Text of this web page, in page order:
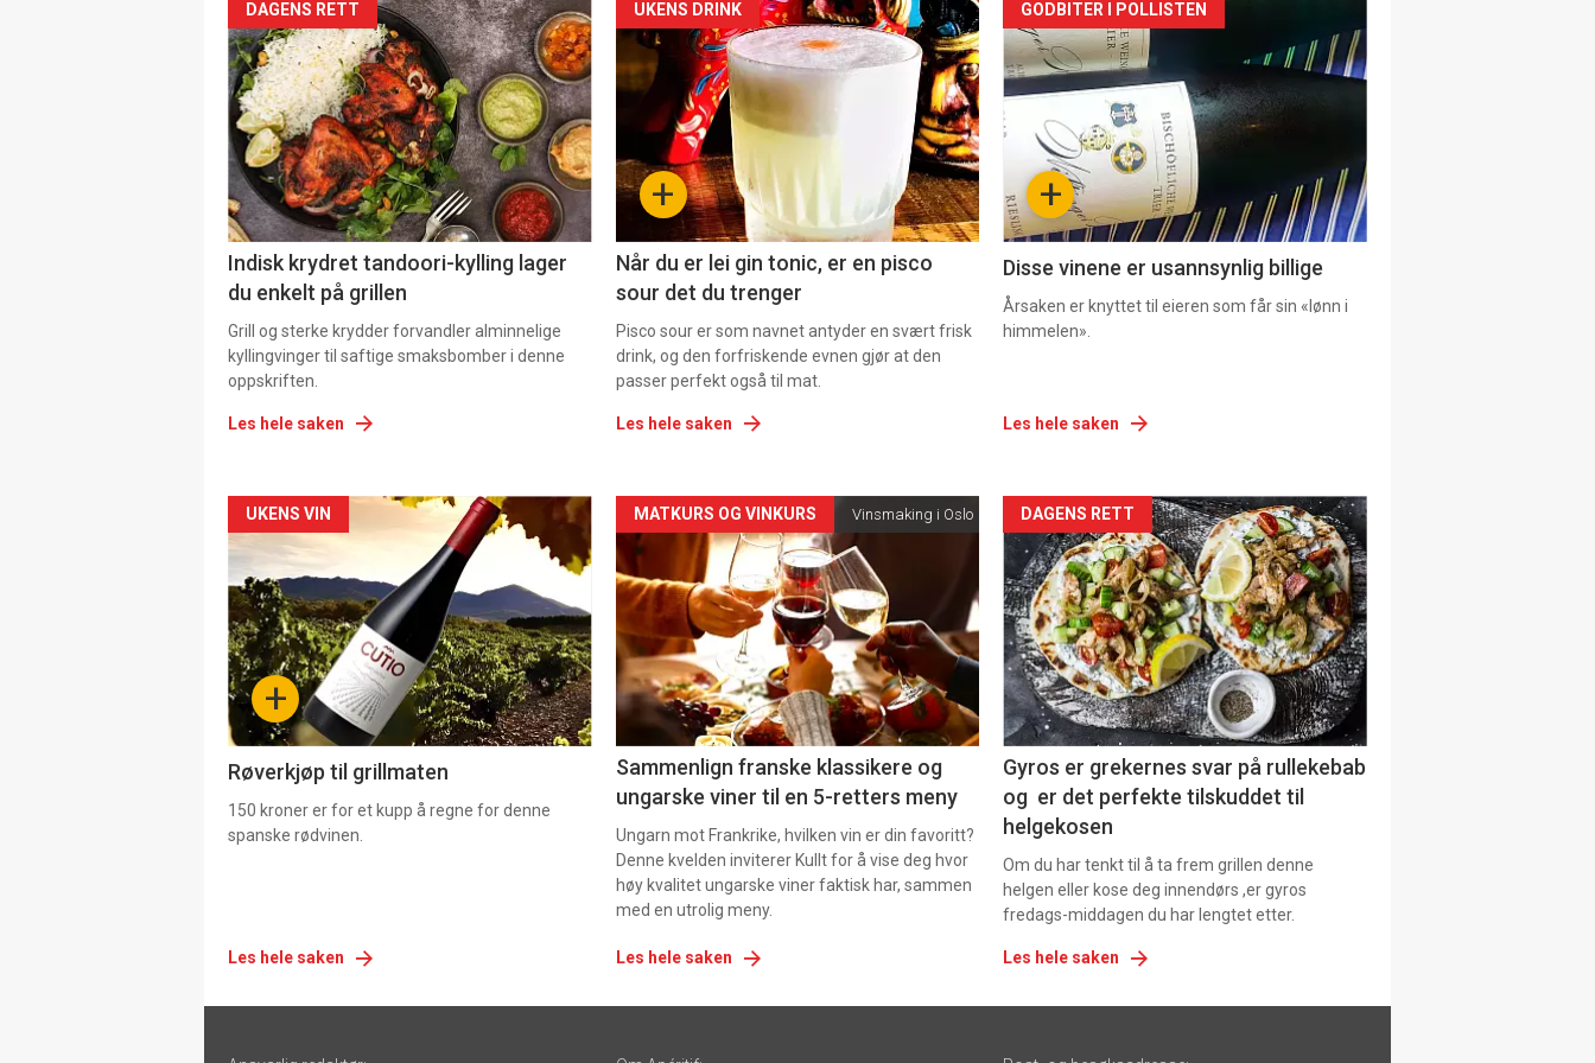
DAGENS RETT
Indisk krydret tandoori-kylling lager
du enkelt på grillen
Grill og sterke krydder forvandler alminnelige
kyllingvinger til saftige smaksbomber i denne
oppskriften.
Les hele saken
Forsiden
akkurat
nå
-
+
UKENS DRINK
Når du er lei gin tonic, er en pisco
sour det du trenger
Pisco sour er som navnet antyder en svært frisk
drink, og den forfriskende evnen gjør at den
passer perfekt også til mat.
Les hele saken
Forsiden
akkurat
nå
3 +
GODBITER I POLLISTEN
Disse vinene er usannsynlig billige
Årsaken er knyttet til eieren som får sin «lønn i
himmelen».
Les hele saken
Forsiden
akkurat
nå
-
4 +
UKENS VIN
Røverkjøp til grillmaten
150 kroner er for et kupp å regne for denne
spanske rødvinen.
Les hele saken
Forsiden
akkurat
nå
-
5
MATKURS OG VINKURS Vinsmaking i Oslo
Sammenlign franske klassikere og
ungarske viner til en 5-retters meny
Ungarn mot Frankrike, hvilken vin er din favoritt?
Denne kvelden inviterer Kullt for å vise deg hvor
høy kvalitet ungarske viner faktisk har, sammen
med en utrolig meny.
Les hele saken
Forsiden
akkurat
nå
-
6
DAGENS RETT
Gyros er grekernes svar på rullekebab
og er det perfekte tilskuddet til
helgekosen
Om du har tenkt til å ta frem grillen denne
helgen eller kose deg innendørs ,er gyros
fredags-middagen du har lengtet etter.
Les hele saken